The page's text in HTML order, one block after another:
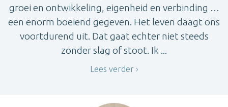
groei en ontwikkeling, eigenheid en verbinding …
een enorm boeiend gegeven. Het leven daagt ons
voortdurend uit. Dat gaat echter niet steeds
zonder slag of stoot. Ik ...
Lees verder